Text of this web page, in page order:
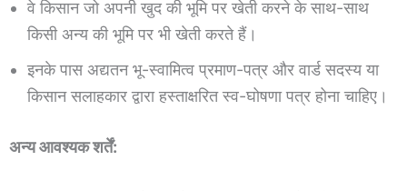
वे किसान जो अपनी खुद की भूमि पर खेती करने के साथ-साथ
किसी अन्य की भूमि पर भी खेती करते हैं।
इनके पास अद्यतन भू-स्वामित्व प्रमाण-पत्र और वार्ड सदस्य या
किसान सलाहकार द्वारा हस्ताक्षरित स्व-घोषणा पत्र होना चाहिए।
अन्य आवश्यक शर्तें: